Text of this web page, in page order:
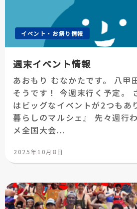
イベント・お祭り情報
週末イベント情報
あおもり むなかたです。 八甲
そうです！ 今週末行く予定。
はビッグなイベントが2つもあ
暮らしのマルシェ』 先々週行
メ全国大会...
投
日:
2025年10月8日